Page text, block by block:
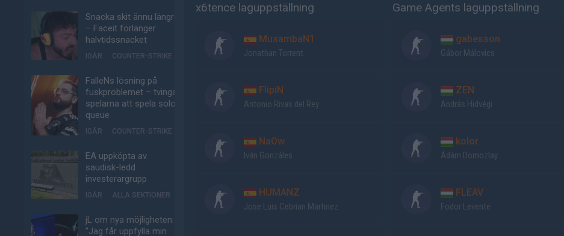
Snacka skit ännu längre
– Faceit förlänger
halvtidssnacket
IGÅR COUNTER-STRIKE
FalleNs lösning på
fuskproblemet – tvinga
spelarna att spela solo-
queue
IGÅR COUNTER-STRIKE
EA uppköpta av
saudisk-ledd
investerargrupp
IGÅR ALLA SEKTIONER
jL om nya möjligheten:
"Jag får uppfylla min
x6tence laguppställning
MusambaN1
Jonathan Torrent
FlipiN
Antonio Rivas del Rey
NaOw
Iván Gonzáles
HUMANZ
Jose Luis Cebrian Martinez
Game Agents laguppställning
gabesson
Gábor Málovics
ZEN
András Hidvégi
kolor
Ádám Domozlay
FLEAV
Fodor Levente